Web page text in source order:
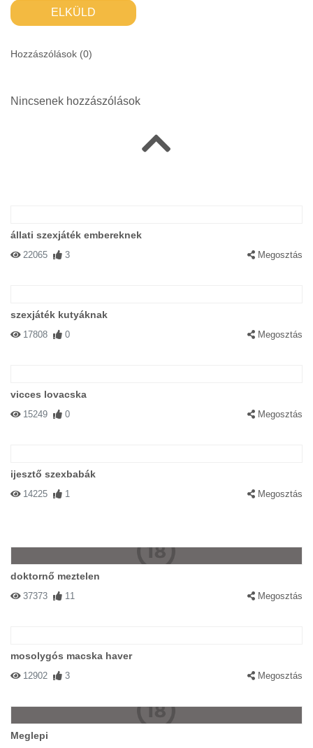
ELKÜLD
Hozzászólások (0)
Nincsenek hozzászólások
állati szexjáték embereknek
22065 3 Megosztás
szexjáték kutyáknak
17808 0 Megosztás
vicces lovacska
15249 0 Megosztás
ijesztő szexbabák
14225 1 Megosztás
doktornő meztelen
37373 11 Megosztás
mosolygós macska haver
12902 3 Megosztás
Meglepi